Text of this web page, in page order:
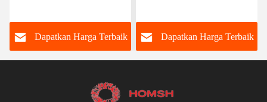
Dapatkan Harga Terbaik
Hadir
Dapatkan Harga Terbaik